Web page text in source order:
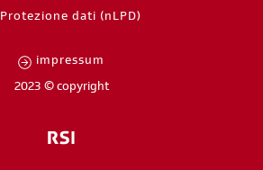
Protezione dati (nLPD)
impressum
2023 © copyright